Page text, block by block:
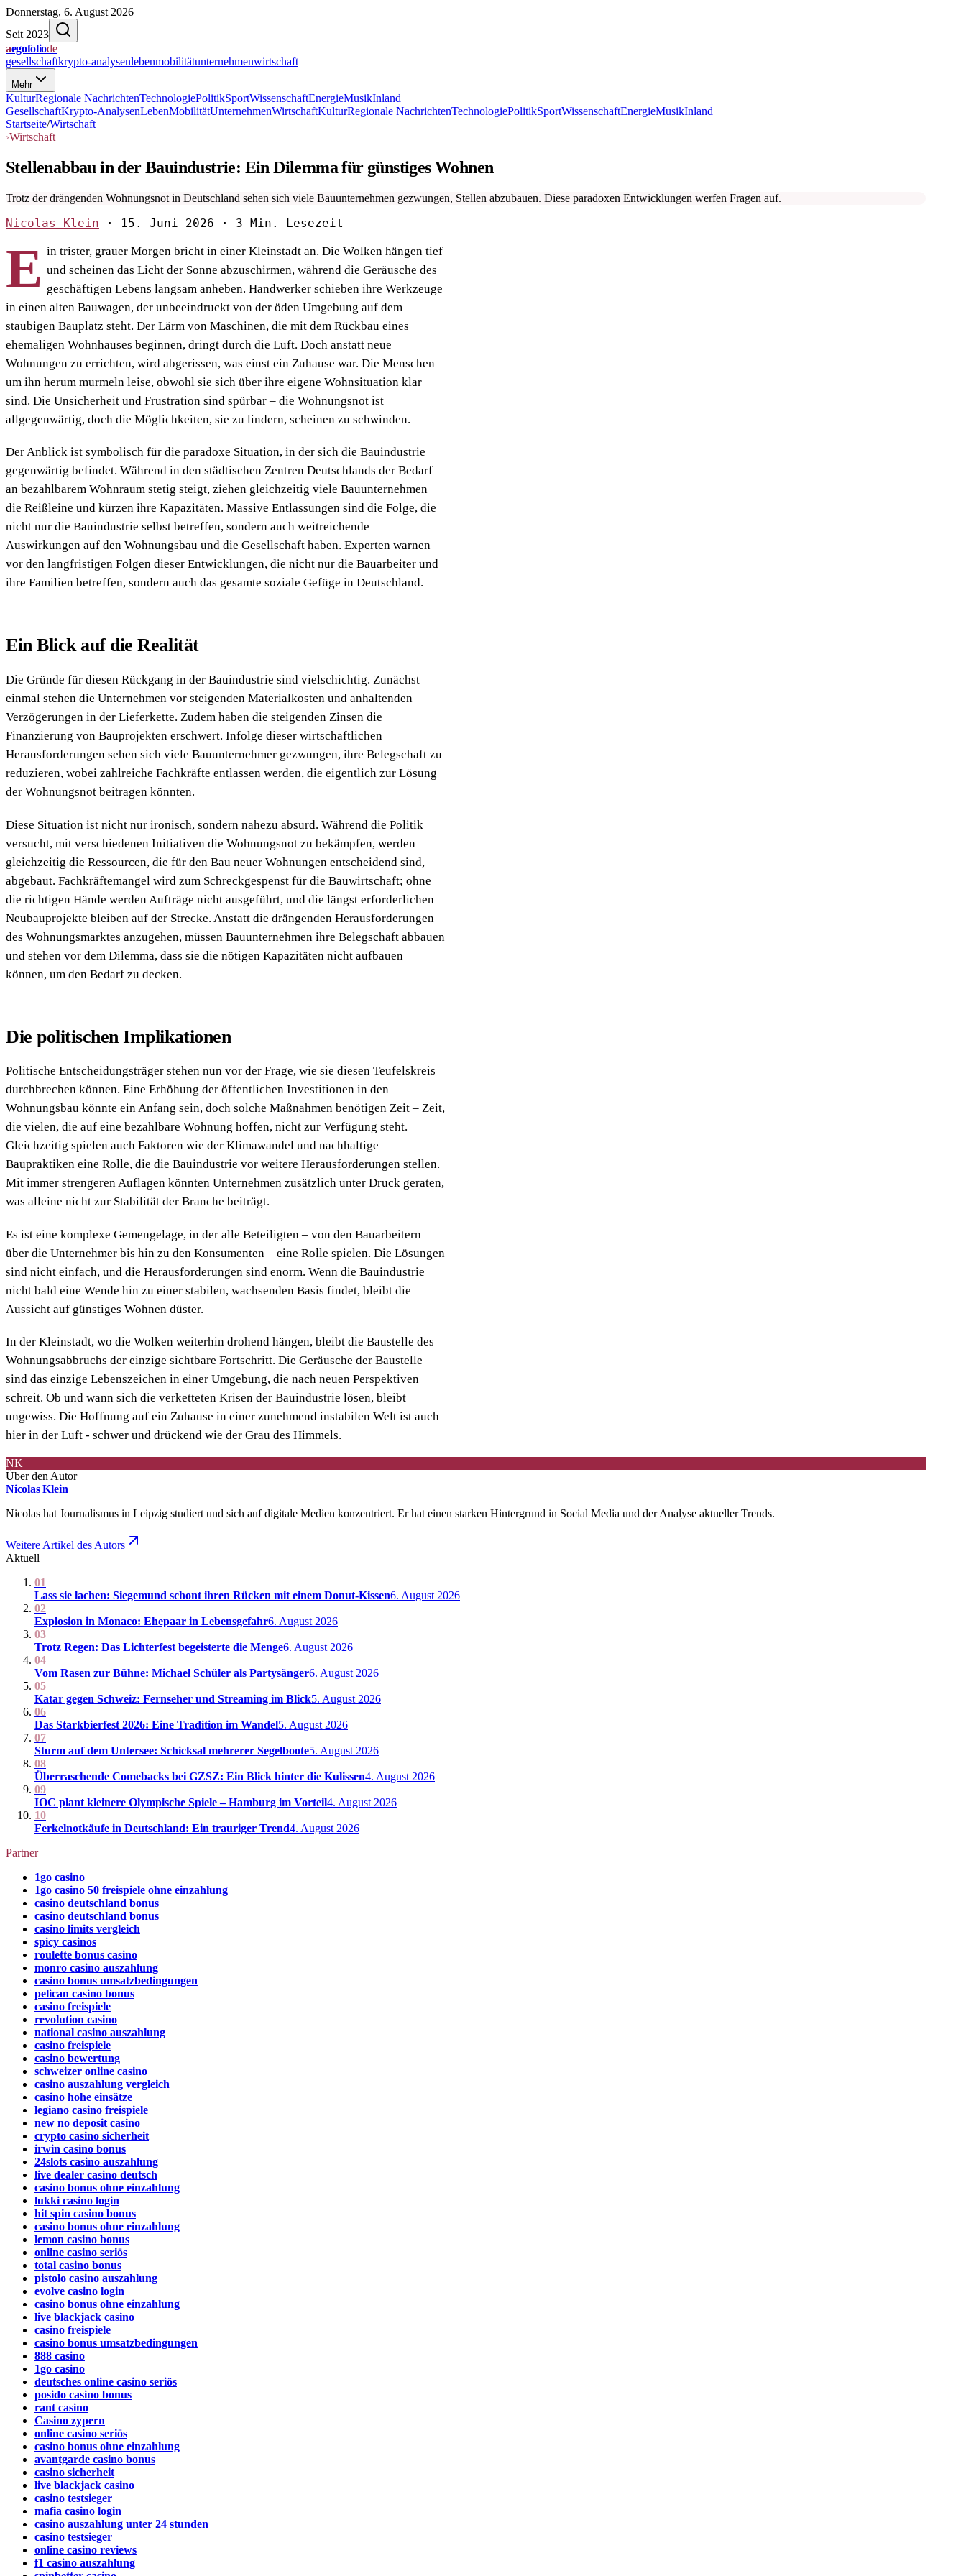
Donnerstag, 6. August 2026
Seit 2023
aegofoliode
gesellschaftkrypto-analysenlebenmobilitätunternehmenwirtschaft
Mehr
KulturRegionale NachrichtenTechnologiePolitikSportWissenschaftEnergieMusikInland
GesellschaftKrypto-AnalysenLebenMobilitätUnternehmenWirtschaftKulturRegionale NachrichtenTechnologiePolitikSportWissenschaftEnergieMusikInland
Startseite/Wirtschaft
›Wirtschaft
Stellenabbau in der Bauindustrie: Ein Dilemma für günstiges Wohnen
Trotz der drängenden Wohnungsnot in Deutschland sehen sich viele Bauunternehmen gezwungen, Stellen abzubauen. Diese paradoxen Entwicklungen werfen Fragen auf.
Nicolas Klein · 15. Juni 2026 · 3 Min. Lesezeit
E in trister, grauer Morgen bricht in einer Kleinstadt an. Die Wolken hängen tief
und scheinen das Licht der Sonne abzuschirmen, während die Geräusche des
geschäftigen Lebens langsam anheben. Handwerker schieben ihre Werkzeuge
in einen alten Bauwagen, der unbeeindruckt von der öden Umgebung auf dem
staubigen Bauplatz steht. Der Lärm von Maschinen, die mit dem Rückbau eines
ehemaligen Wohnhauses beginnen, dringt durch die Luft. Doch anstatt neue
Wohnungen zu errichten, wird abgerissen, was einst ein Zuhause war. Die Menschen
um ihn herum murmeln leise, obwohl sie sich über ihre eigene Wohnsituation klar
sind. Die Unsicherheit und Frustration sind spürbar – die Wohnungsnot ist
allgegenwärtig, doch die Möglichkeiten, sie zu lindern, scheinen zu schwinden.
Der Anblick ist symbolisch für die paradoxe Situation, in der sich die Bauindustrie
gegenwärtig befindet. Während in den städtischen Zentren Deutschlands der Bedarf
an bezahlbarem Wohnraum stetig steigt, ziehen gleichzeitig viele Bauunternehmen
die Reißleine und kürzen ihre Kapazitäten. Massive Entlassungen sind die Folge, die
nicht nur die Bauindustrie selbst betreffen, sondern auch weitreichende
Auswirkungen auf den Wohnungsbau und die Gesellschaft haben. Experten warnen
vor den langfristigen Folgen dieser Entwicklungen, die nicht nur die Bauarbeiter und
ihre Familien betreffen, sondern auch das gesamte soziale Gefüge in Deutschland.
Ein Blick auf die Realität
Die Gründe für diesen Rückgang in der Bauindustrie sind vielschichtig. Zunächst
einmal stehen die Unternehmen vor steigenden Materialkosten und anhaltenden
Verzögerungen in der Lieferkette. Zudem haben die steigenden Zinsen die
Finanzierung von Bauprojekten erschwert. Infolge dieser wirtschaftlichen
Herausforderungen sehen sich viele Bauunternehmer gezwungen, ihre Belegschaft zu
reduzieren, wobei zahlreiche Fachkräfte entlassen werden, die eigentlich zur Lösung
der Wohnungsnot beitragen könnten.
Diese Situation ist nicht nur ironisch, sondern nahezu absurd. Während die Politik
versucht, mit verschiedenen Initiativen die Wohnungsnot zu bekämpfen, werden
gleichzeitig die Ressourcen, die für den Bau neuer Wohnungen entscheidend sind,
abgebaut. Fachkräftemangel wird zum Schreckgespenst für die Bauwirtschaft; ohne
die richtigen Hände werden Aufträge nicht ausgeführt, und die längst erforderlichen
Neubauprojekte bleiben auf der Strecke. Anstatt die drängenden Herausforderungen
des Wohnungsmarktes anzugehen, müssen Bauunternehmen ihre Belegschaft abbauen
und stehen vor dem Dilemma, dass sie die nötigen Kapazitäten nicht aufbauen
können, um den Bedarf zu decken.
Die politischen Implikationen
Politische Entscheidungsträger stehen nun vor der Frage, wie sie diesen Teufelskreis
durchbrechen können. Eine Erhöhung der öffentlichen Investitionen in den
Wohnungsbau könnte ein Anfang sein, doch solche Maßnahmen benötigen Zeit – Zeit,
die vielen, die auf eine bezahlbare Wohnung hoffen, nicht zur Verfügung steht.
Gleichzeitig spielen auch Faktoren wie der Klimawandel und nachhaltige
Baupraktiken eine Rolle, die die Bauindustrie vor weitere Herausforderungen stellen.
Mit immer strengeren Auflagen könnten Unternehmen zusätzlich unter Druck geraten,
was alleine nicht zur Stabilität der Branche beiträgt.
Es ist eine komplexe Gemengelage, in der alle Beteiligten – von den Bauarbeitern
über die Unternehmer bis hin zu den Konsumenten – eine Rolle spielen. Die Lösungen
sind nicht einfach, und die Herausforderungen sind enorm. Wenn die Bauindustrie
nicht bald eine Wende hin zu einer stabilen, wachsenden Basis findet, bleibt die
Aussicht auf günstiges Wohnen düster.
In der Kleinstadt, wo die Wolken weiterhin drohend hängen, bleibt die Baustelle des
Wohnungsabbruchs der einzige sichtbare Fortschritt. Die Geräusche der Baustelle
sind das einzige Lebenszeichen in einer Umgebung, die nach neuen Perspektiven
schreit. Ob und wann sich die verketteten Krisen der Bauindustrie lösen, bleibt
ungewiss. Die Hoffnung auf ein Zuhause in einer zunehmend instabilen Welt ist auch
hier in der Luft - schwer und drückend wie der Grau des Himmels.
NK
Über den Autor
Nicolas Klein
Nicolas hat Journalismus in Leipzig studiert und sich auf digitale Medien konzentriert. Er hat einen starken Hintergrund in Social Media und der Analyse aktueller Trends.
Weitere Artikel des Autors
Aktuell
01
Lass sie lachen: Siegemund schont ihren Rücken mit einem Donut-Kissen6. August 2026
02
Explosion in Monaco: Ehepaar in Lebensgefahr6. August 2026
03
Trotz Regen: Das Lichterfest begeisterte die Menge6. August 2026
04
Vom Rasen zur Bühne: Michael Schüler als Partysänger6. August 2026
05
Katar gegen Schweiz: Fernseher und Streaming im Blick5. August 2026
06
Das Starkbierfest 2026: Eine Tradition im Wandel5. August 2026
07
Sturm auf dem Untersee: Schicksal mehrerer Segelboote5. August 2026
08
Überraschende Comebacks bei GZSZ: Ein Blick hinter die Kulissen4. August 2026
09
IOC plant kleinere Olympische Spiele – Hamburg im Vorteil4. August 2026
10
Ferkelnotkäufe in Deutschland: Ein trauriger Trend4. August 2026
Partner
1go casino
1go casino 50 freispiele ohne einzahlung
casino deutschland bonus
casino deutschland bonus
casino limits vergleich
spicy casinos
roulette bonus casino
monro casino auszahlung
casino bonus umsatzbedingungen
pelican casino bonus
casino freispiele
revolution casino
national casino auszahlung
casino freispiele
casino bewertung
schweizer online casino
casino auszahlung vergleich
casino hohe einsätze
legiano casino freispiele
new no deposit casino
crypto casino sicherheit
irwin casino bonus
24slots casino auszahlung
live dealer casino deutsch
casino bonus ohne einzahlung
lukki casino login
hit spin casino bonus
casino bonus ohne einzahlung
lemon casino bonus
online casino seriös
total casino bonus
pistolo casino auszahlung
evolve casino login
casino bonus ohne einzahlung
live blackjack casino
casino freispiele
casino bonus umsatzbedingungen
888 casino
1go casino
deutsches online casino seriös
posido casino bonus
rant casino
Casino zypern
online casino seriös
casino bonus ohne einzahlung
avantgarde casino bonus
casino sicherheit
live blackjack casino
casino testsieger
mafia casino login
casino auszahlung unter 24 stunden
casino testsieger
online casino reviews
f1 casino auszahlung